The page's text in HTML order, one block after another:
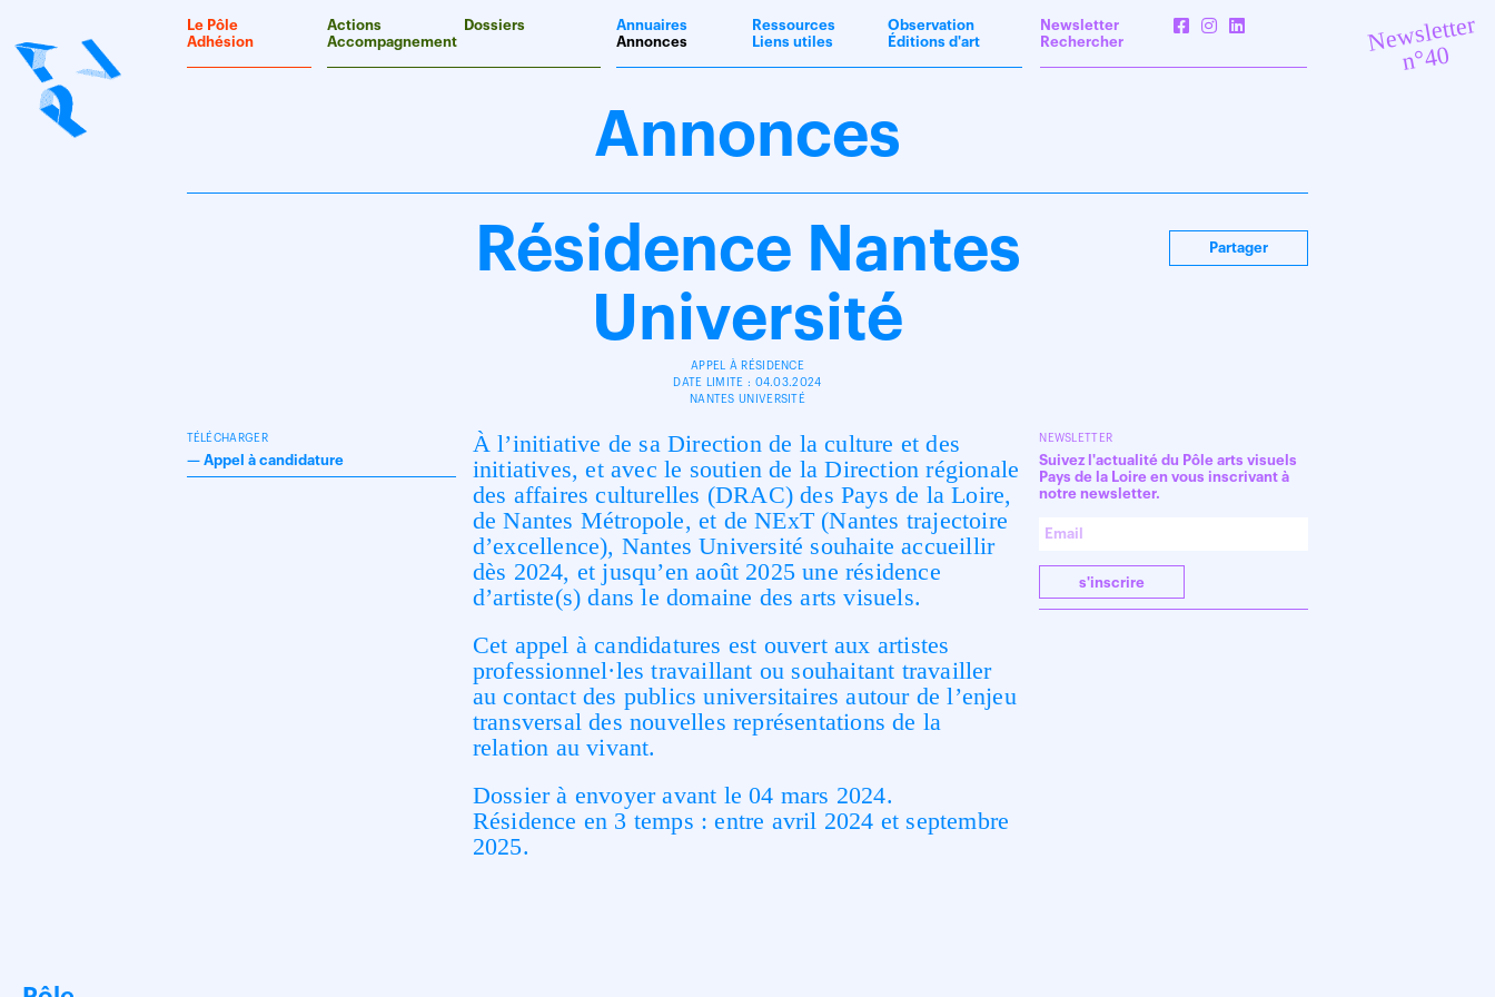
Newsletter
n°40
Le Pôle
Adhésion
Actions
Accompagnement
Dossiers
Annuaires
Annonces
Ressources
Liens utiles
Observation
Éditions d'art
Newsletter
Rechercher
Annonces
Partager
Résidence Nantes
Université
APPEL À RÉSIDENCE
DATE LIMITE : 04.03.2024
NANTES UNIVERSITÉ
À l’initiative de sa Direction de la culture et des
initiatives, et avec le soutien de la Direction régionale
des affaires culturelles (DRAC) des Pays de la Loire,
de Nantes Métropole, et de NExT (Nantes trajectoire
d’excellence), Nantes Université souhaite accueillir
dès 2024, et jusqu’en août 2025 une résidence
d’artiste(s) dans le domaine des arts visuels.
Cet appel à candidatures est ouvert aux artistes
professionnel·les travaillant ou souhaitant travailler
au contact des publics universitaires autour de l’enjeu
transversal des nouvelles représentations de la
relation au vivant.
Dossier à envoyer avant le 04 mars 2024.
Résidence en 3 temps : entre avril 2024 et septembre
2025.
TÉLÉCHARGER
— Appel à candidature
NEWSLETTER
Suivez l'actualité du Pôle arts visuels
Pays de la Loire en vous inscrivant à
notre newsletter.
s'inscrire